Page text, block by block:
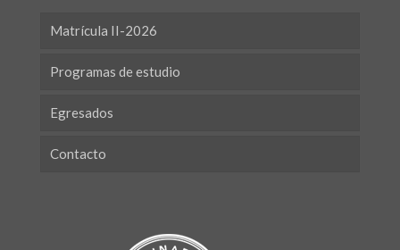
Matrícula II-2026
Programas de estudio
Egresados
Contacto